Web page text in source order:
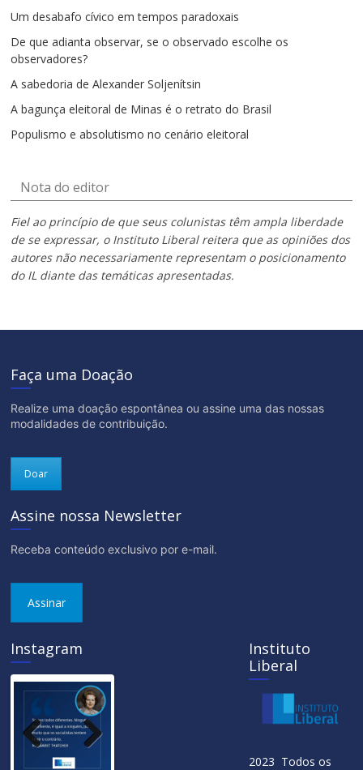
Um desabafo cívico em tempos paradoxais
De que adianta observar, se o observado escolhe os
observadores?
A sabedoria de Alexander Soljenítsin
A bagunça eleitoral de Minas é o retrato do Brasil
Populismo e absolutismo no cenário eleitoral
Nota do editor
Fiel ao princípio de que seus colunistas têm ampla liberdade
de se expressar, o Instituto Liberal reitera que as opiniões dos
autores não necessariamente representam o posicionamento
do IL diante das temáticas apresentadas.
Faça uma Doação
Realize uma doação espontânea ou assine uma das nossas
modalidades de contribuição.
Doar
Assine nossa Newsletter
Receba conteúdo exclusivo por e-mail.
Assinar
Instagram
Instituto
Liberal
2023 Todos os